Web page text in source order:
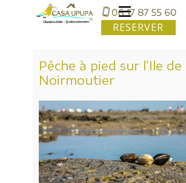
RESERVER
Pêche à pied sur l’Ile de
Noirmoutier